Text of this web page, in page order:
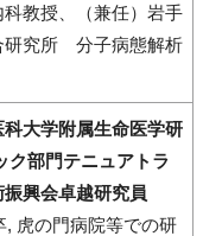
教授、（兼任）岩手
研究所 分子病態解析
大学附属生命医学研
ク部門テニュアトラ
興会卓越研究員
, 虎の門病院等での研